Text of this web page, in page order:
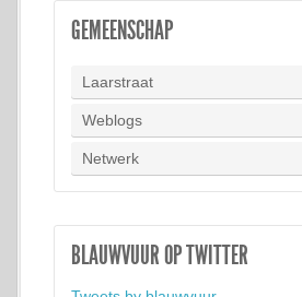
GEMEENSCHAP
Laarstraat
Weblogs
Netwerk
BLAUWVUUR OP TWITTER